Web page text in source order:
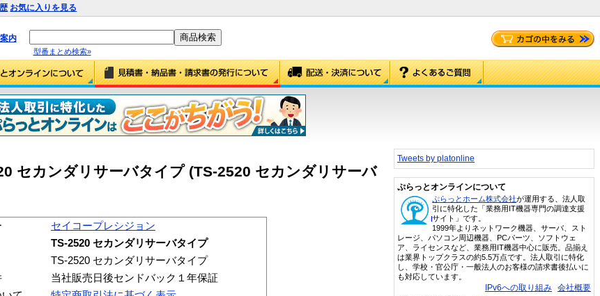
お気に入りを見る
内
型番まとめ検索»
セカンダリサーバタイプ (TS-2520 セカンダリサーバ
セイコープレシジョン
TS-2520 セカンダリサーバタイプ
TS-2520 セカンダリサーバタイプ
当社販売日後センドバック１年保証
Tweets by platonline
ぷらっとオンラインについて
ぷらっとホーム株式会社が運用する、法人取
引に特化した「業務用IT機器専門の調達支援
サイト」です。
1999年よりネットワーク機器、サーバ、スト
レージ、パソコン周辺機器、PCパーツ、ソフトウェ
ア、ライセンスなど、業務用IT機器中心に販売。品揃え
は業界トップクラスの約5.5万点です。法人取引に特化
し、学校・官公庁・一般法人のお客様の請求書後払いに
も対応しています。
IPv6への取り組み 会社概要